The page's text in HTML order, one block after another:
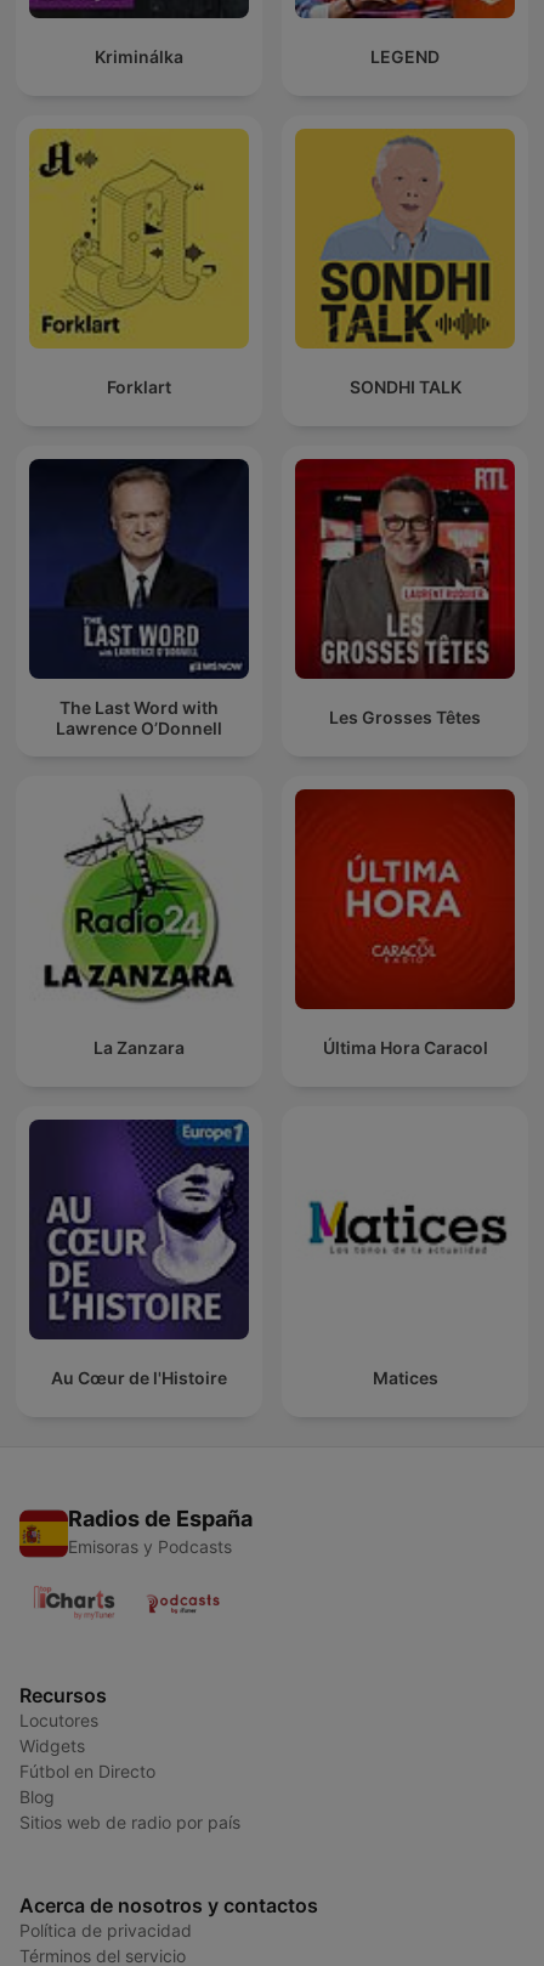
Kriminálka LEGEND
Forklart SONDHI TALK
The Last Word with
Lawrence O’Donnell
Les Grosses Têtes
La Zanzara Última Hora Caracol
Au Cœur de l'Histoire Matices
Radios de España
Emisoras y Podcasts
Recursos
Locutores
Widgets
Fútbol en Directo
Blog
Sitios web de radio por país
Acerca de nosotros y contactos
Política de privacidad
Términos del servicio